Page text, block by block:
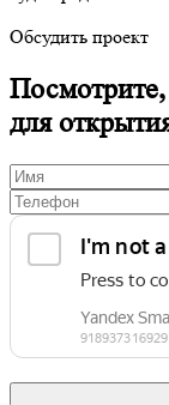
Обсудить проект
для